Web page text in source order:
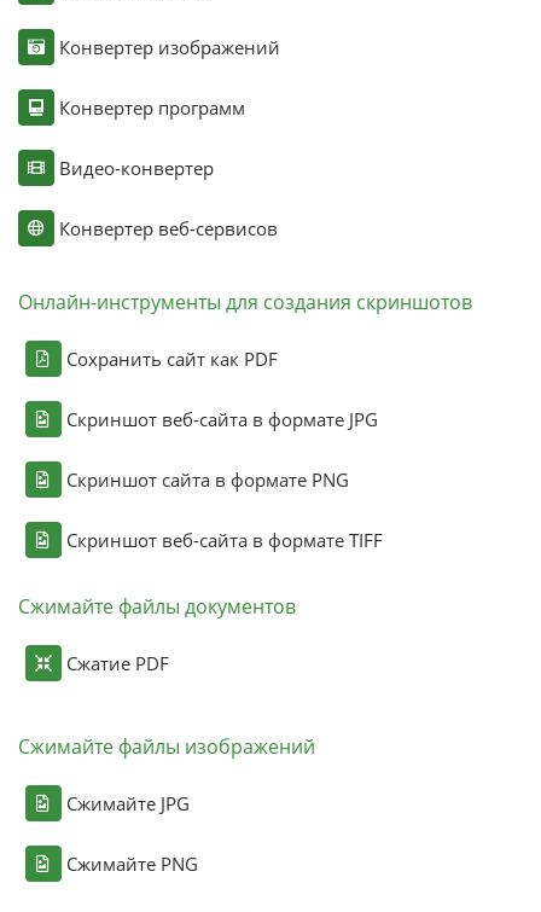
Конвертер изображений
Конвертер программ
Видео-конвертер
Конвертер веб-сервисов
Онлайн-инструменты для создания скриншотов
Сохранить сайт как PDF
Скриншот веб-сайта в формате JPG
Скриншот сайта в формате PNG
Скриншот веб-сайта в формате TIFF
Сжимайте файлы документов
Сжатие PDF
Сжимайте файлы изображений
Сжимайте JPG
Сжимайте PNG